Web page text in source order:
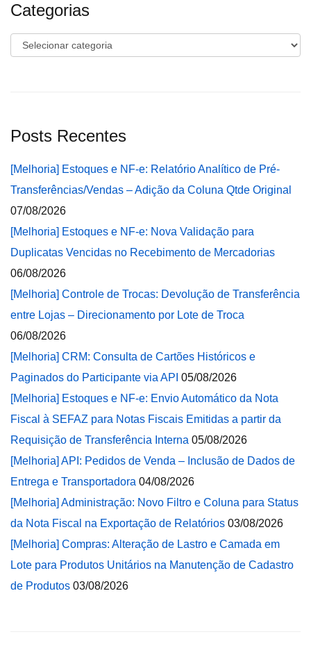
Categorias
Categorias
Posts Recentes
[Melhoria] Estoques e NF-e: Relatório Analítico de Pré-
Transferências/Vendas – Adição da Coluna Qtde Original
07/08/2026
[Melhoria] Estoques e NF-e: Nova Validação para
Duplicatas Vencidas no Recebimento de Mercadorias
06/08/2026
[Melhoria] Controle de Trocas: Devolução de Transferência
entre Lojas – Direcionamento por Lote de Troca
06/08/2026
[Melhoria] CRM: Consulta de Cartões Históricos e
Paginados do Participante via API 05/08/2026
[Melhoria] Estoques e NF-e: Envio Automático da Nota
Fiscal à SEFAZ para Notas Fiscais Emitidas a partir da
Requisição de Transferência Interna 05/08/2026
[Melhoria] API: Pedidos de Venda – Inclusão de Dados de
Entrega e Transportadora 04/08/2026
[Melhoria] Administração: Novo Filtro e Coluna para Status
da Nota Fiscal na Exportação de Relatórios 03/08/2026
[Melhoria] Compras: Alteração de Lastro e Camada em
Lote para Produtos Unitários na Manutenção de Cadastro
de Produtos 03/08/2026